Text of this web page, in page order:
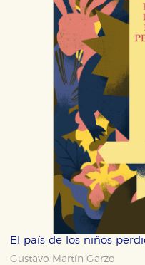
El país de los niños
Gustavo Martín Garzo